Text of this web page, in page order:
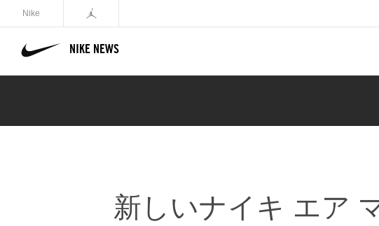
Nike
NIKE NEWS
新しいナイキ エア